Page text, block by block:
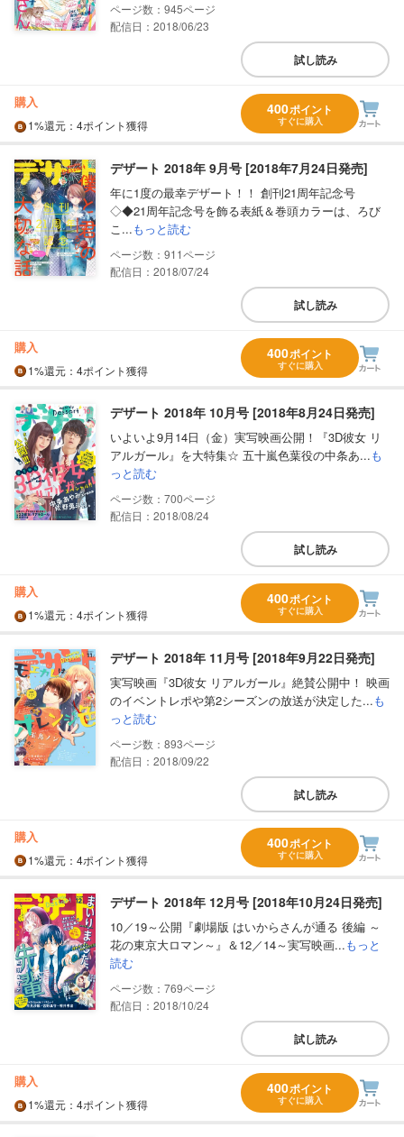
945
配信日：2018/06/23
試し読み
購入
1%還元 ：4ポイント獲得
400ポイント
すぐに購入
デザート 2018年 9月号 [2018年7月24日発売]
年に1度の最幸デザート！！ 創刊21周年記念号
◇◆21周年記念号を飾る表紙＆巻頭カラーは、ろび
こ...もっと読む
911
配信日：2018/07/24
試し読み
購入
1%還元 ：4ポイント獲得
400ポイント
すぐに購入
デザート 2018年 10月号 [2018年8月24日発売]
いよいよ9月14日（金）実写映画公開！『3D彼女 リ
アルガール』を大特集☆ 五十嵐色葉役の中条あ...も
っと読む
700
配信日：2018/08/24
試し読み
購入
1%還元 ：4ポイント獲得
400ポイント
すぐに購入
デザート 2018年 11月号 [2018年9月22日発売]
実写映画『3D彼女 リアルガール』絶賛公開中！ 映画
のイベントレポや第2シーズンの放送が決定した...も
っと読む
893
配信日：2018/09/22
試し読み
購入
1%還元 ：4ポイント獲得
400ポイント
すぐに購入
デザート 2018年 12月号 [2018年10月24日発売]
10／19～公開『劇場版 はいからさんが通る 後編 ～
花の東京大ロマン～』＆12／14～実写映画...もっと
読む
769
配信日：2018/10/24
試し読み
購入
1%還元 ：4ポイント獲得
400ポイント
すぐに購入